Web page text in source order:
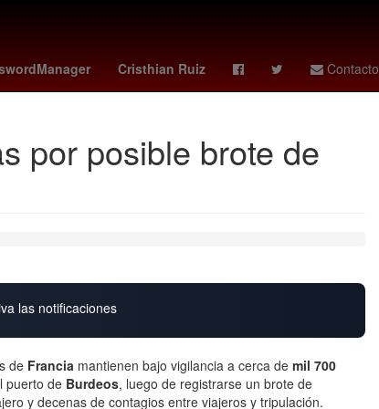
Cristhian Ruiz Contacto
perez chivas México Agresión
por posible brote de
las notificaciones
de Francia mantienen bajo vigilancia a cerca de mil 700
puerto de Burdeos, luego de registrarse un brote de
y decenas de contagios entre viajeros y tripulación.